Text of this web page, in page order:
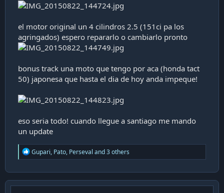
el motor original un 4 cilindros 2.5 (151ci pa los
agringados) espero repararlo o cambiarlo pronto
bonus track una moto que tengo por aca (honda tact
50) japonesa que hasta el dia de hoy anda impeque!
eso seria todo! cuando llegue a santiago me mando
un update
R
e
c
t
Gupari, Pato, Perseval and 3 others